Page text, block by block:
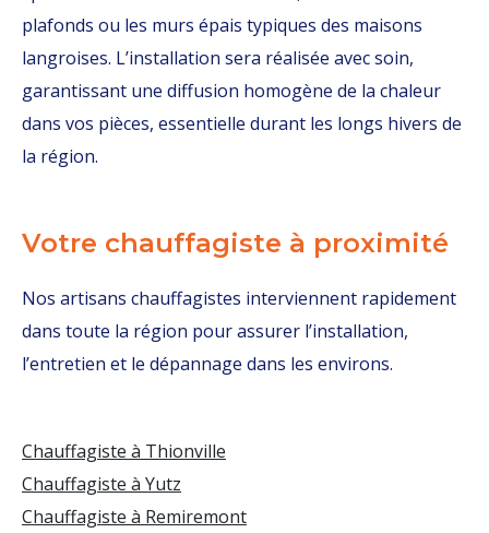
plafonds ou les murs épais typiques des maisons
langroises. L’installation sera réalisée avec soin,
garantissant une diffusion homogène de la chaleur
dans vos pièces, essentielle durant les longs hivers de
la région.
Votre chauffagiste à proximité
Nos artisans chauffagistes interviennent rapidement
dans toute la région pour assurer l’installation,
l’entretien et le dépannage dans les environs.
Chauffagiste à Thionville
Chauffagiste à Yutz
Chauffagiste à Remiremont